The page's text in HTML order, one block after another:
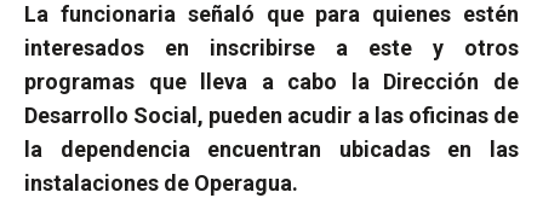
La funcionaria señaló que para quienes estén
interesados en inscribirse a este y otros
programas que lleva a cabo la Dirección de
Desarrollo Social, pueden acudir a las oficinas de
la dependencia encuentran ubicadas en las
instalaciones de Operagua.